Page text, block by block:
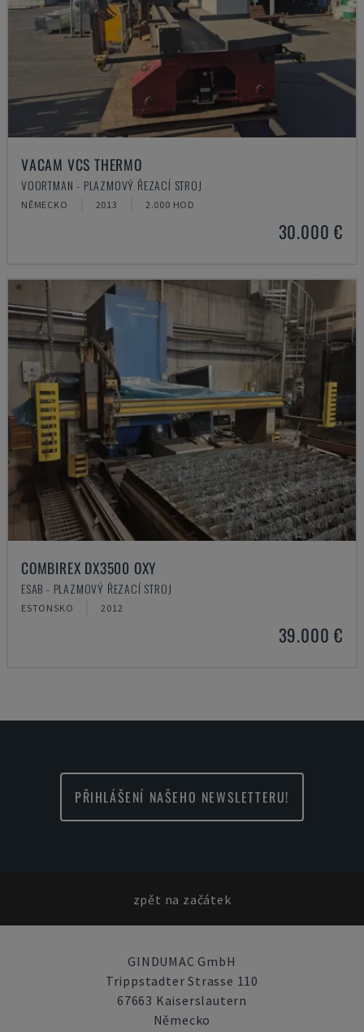
VACAM VCS THERMO
VOORTMAN - PLAZMOVÝ ŘEZACÍ STROJ
NĚMECKO 2013 2.000 HOD
30.000 €
COMBIREX DX3500 OXY
ESAB - PLAZMOVÝ ŘEZACÍ STROJ
ESTONSKO 2012
39.000 €
PŘIHLÁŠENÍ NAŠEHO NEWSLETTERU!
zpět na začátek
GINDUMAC GmbH
Trippstadter Strasse 110
67663 Kaiserslautern
Německo